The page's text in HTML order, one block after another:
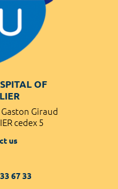
OF
Giraud
cedex 5
us
67 33